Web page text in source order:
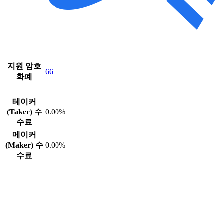
지원 암호
화폐
66
테이커
(Taker) 수
수료
0.00%
메이커
(Maker) 수
수료
0.00%